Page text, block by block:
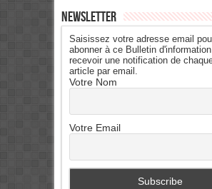
Newsletter
Saisissez votre adresse email
abonner à ce Bulletin
recevoir une notification de
article par email.
Votre Nom
Votre Email